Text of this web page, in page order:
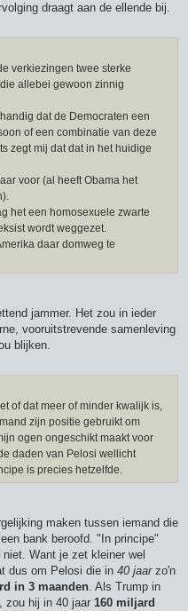
draagt aan de ellende bij.
verkiezingen twee sterke
allebei gewoon zinnig
dat de Democraten een
of een combinatie van deze
zegt mij dat dat in het huidige
voor (al heeft Obama het
het een homosexuele zwarte
wordt weggezet.
daar domweg te
jammer. Het zou in ieder
vooruitstrevende samenleving
blijken.
of dat meer of minder kwalijk is,
zijn positie gebruikt om
ogen ongeschikt maakt voor
daden van Pelosi wellicht
is precies hetzelfde.
maken tussen iemand die
bank beroofd. "In principe"
Want je zet kleiner wel
dus om Pelosi die in 40 jaarzo'n
in 3 maanden. Als Trump in
zou hij in 40 jaar 160 miljard